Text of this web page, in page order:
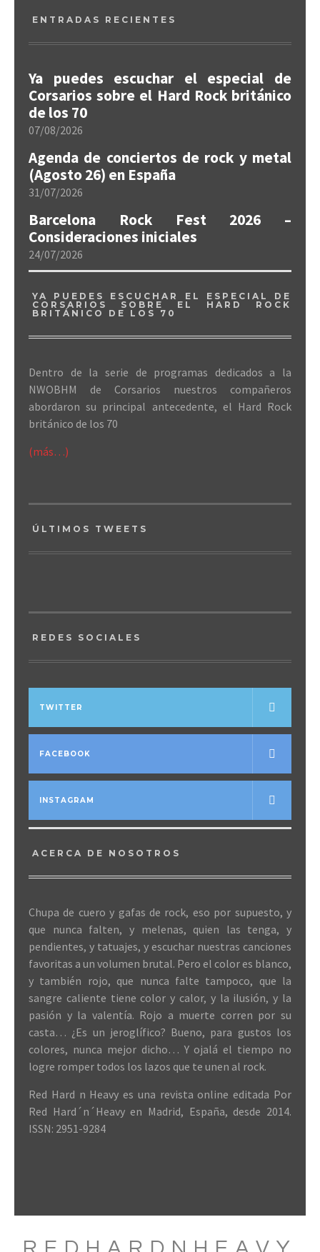
ENTRADAS RECIENTES
Ya puedes escuchar el especial de
Corsarios sobre el Hard Rock británico
de los 70
07/08/2026
Agenda de conciertos de rock y metal
(Agosto 26) en España
31/07/2026
Barcelona Rock Fest 2026 –
Consideraciones iniciales
24/07/2026
YA PUEDES ESCUCHAR EL ESPECIAL DE
CORSARIOS SOBRE EL HARD ROCK
BRITÁNICO DE LOS 70
Dentro de la serie de programas dedicados a la
NWOBHM de Corsarios nuestros compañeros
abordaron su principal antecedente, el Hard Rock
británico de los 70
(más…)
ÚLTIMOS TWEETS
REDES SOCIALES
TWITTER
FACEBOOK
INSTAGRAM
ACERCA DE NOSOTROS
Chupa de cuero y gafas de rock, eso por supuesto, y
que nunca falten, y melenas, quien las tenga, y
pendientes, y tatuajes, y escuchar nuestras canciones
favoritas a un volumen brutal. Pero el color es blanco,
y también rojo, que nunca falte tampoco, que la
sangre caliente tiene color y calor, y la ilusión, y la
pasión y la valentía. Rojo a muerte corren por su
casta… ¿Es un jeroglífico? Bueno, para gustos los
colores, nunca mejor dicho… Y ojalá el tiempo no
logre romper todos los lazos que te unen al rock.
Red Hard n Heavy es una revista online editada Por
Red Hard´n´Heavy en Madrid, España, desde 2014.
ISSN: 2951-9284